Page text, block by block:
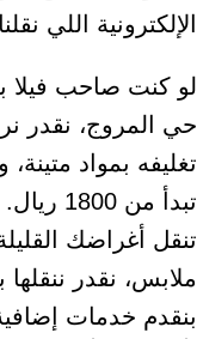
الإلكترونية اللي
لو كنت صاحب فيلا
حي المروج، نقدر
تغليفه بمواد
تبدأ
تنقل أغراضك
بنقدم خدمات